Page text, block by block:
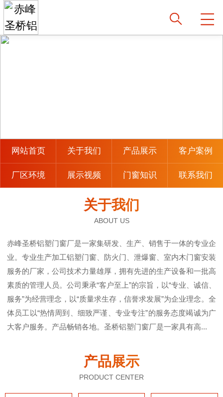
网站首页 关于我们 产品展示 客户案例
厂区环境 展示视频 门窗知识 联系我们
关于我们
ABOUT US
赤峰圣桥铝塑门窗厂是一家集研发、生产、销售于一体的专业企
业。专业生产加工铝塑门窗、防火门、泄爆窗、室内木门窗安装
服务的厂家，公司技术力量雄厚，拥有先进的生产设备和一批高
素质的管理人员。公司秉承“客户至上”的宗旨，以“专业、诚信、
服务”为经营理念，以“质量求生存，信誉求发展”为企业理念。全
体员工以“热情周到、细致严谨、专业专注”的服务态度竭诚为广
大客户服务。产品畅销各地。圣桥铝塑门窗厂是一家具有高...
产品展示
PRODUCT CENTER